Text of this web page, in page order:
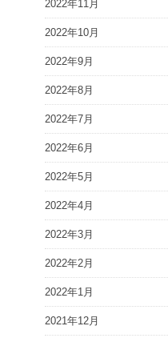
2022年11月
2022年10月
2022年9月
2022年8月
2022年7月
2022年6月
2022年5月
2022年4月
2022年3月
2022年2月
2022年1月
2021年12月